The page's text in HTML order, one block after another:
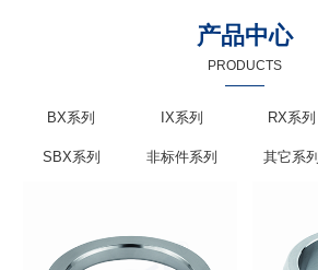
产品中心
PRODUCTS
BX系列 IX系列 RX系列
SBX系列 非标件系列 其它系列